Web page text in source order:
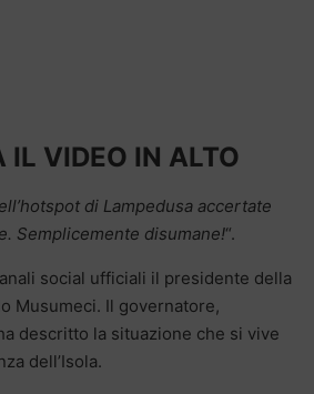
IL VIDEO IN ALTO
di Lampedusa accertate
Semplicemente disumane!“.
social ufficiali il presidente della
Musumeci. Il governatore,
descritto la situazione che si vive
dell’Isola.